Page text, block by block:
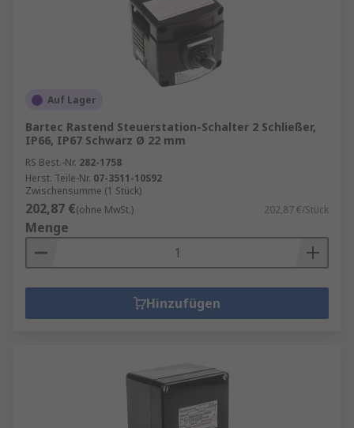
Auf Lager
Bartec Rastend Steuerstation-Schalter 2 Schließer,
IP66, IP67 Schwarz Ø 22 mm
RS Best.-Nr. 282-1758
Herst. Teile-Nr. 07-3511-10S92
Zwischensumme (1 Stück)
202,87 €(ohne MwSt.) 202,87 €/Stück
Menge
Hinzufügen